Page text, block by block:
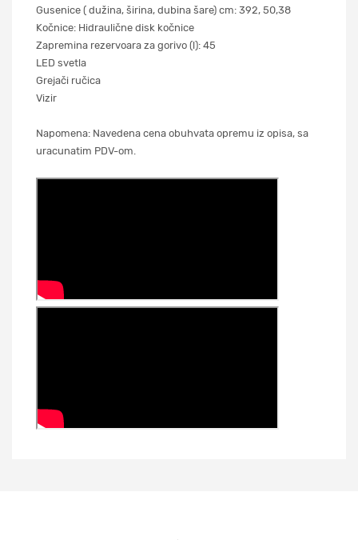
Gusenice ( dužina, širina, dubina šare) cm: 392, 50,38
Kočnice: Hidraulične disk kočnice
Zapremina rezervoara za gorivo (l): 45
LED svetla
Grejači ručica
Vizir
Napomena: Navedena cena obuhvata opremu iz opisa, sa
uracunatim PDV-om.